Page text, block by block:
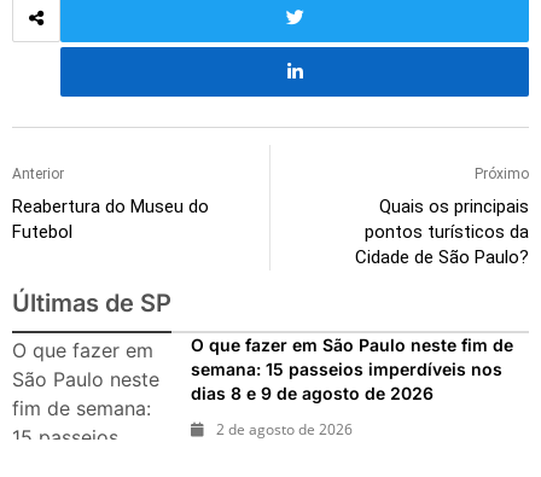
Anterior
Reabertura do Museu do
Futebol
Próximo
Quais os principais
pontos turísticos da
Cidade de São Paulo?
Últimas de SP
O que fazer em
São Paulo neste
fim de semana:
15 passeios
O que fazer em São Paulo neste fim de
semana: 15 passeios imperdíveis nos
dias 8 e 9 de agosto de 2026
2 de agosto de 2026